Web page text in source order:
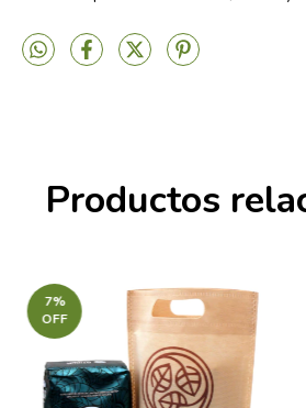
Productos
7%
OFF